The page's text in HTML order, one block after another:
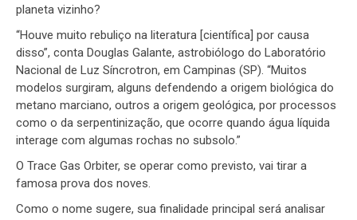
planeta vizinho?
“Houve muito rebuliço na literatura [científica] por causa
disso”, conta Douglas Galante, astrobiólogo do Laboratório
Nacional de Luz Síncrotron, em Campinas (SP). “Muitos
modelos surgiram, alguns defendendo a origem biológica do
metano marciano, outros a origem geológica, por processos
como o da serpentinização, que ocorre quando água líquida
interage com algumas rochas no subsolo.”
O Trace Gas Orbiter, se operar como previsto, vai tirar a
famosa prova dos noves.
Como o nome sugere, sua finalidade principal será analisar